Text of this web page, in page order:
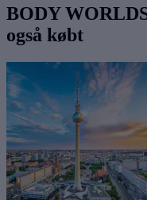
BODY
også købt